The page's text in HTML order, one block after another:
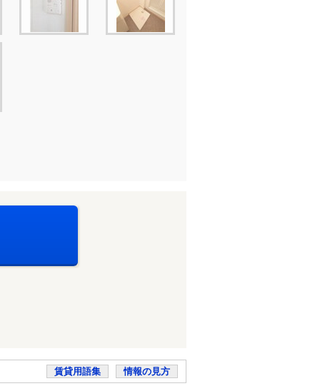
賃貸用語集 情報の見方